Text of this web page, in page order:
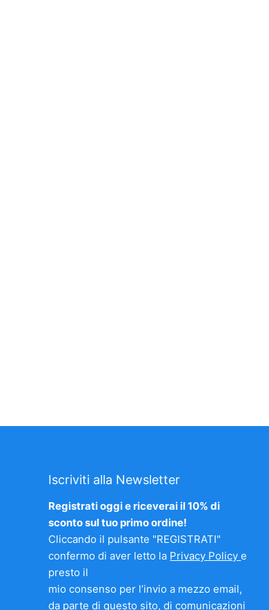
Iscriviti alla Newsletter
Registrati oggi e riceverai il 10% di
sconto sul tuo primo ordine!
Cliccando il pulsante "REGISTRATI"
confermo di aver letto la Privacy Policye
presto il
mio consenso per l’invio a mezzo email,
da parte di questo sito, di comunicazioni